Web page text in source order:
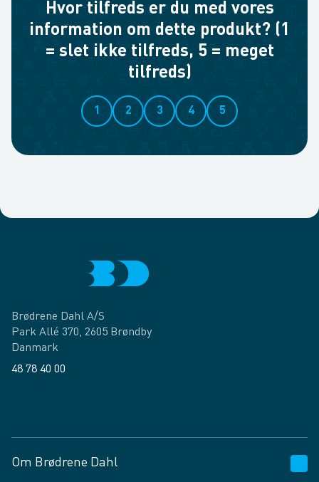
Hvor tilfreds er du med vores
information om dette produkt? (1
= slet ikke tilfreds, 5 = meget
tilfreds)
1 2 3 4 5
Brødrene Dahl A/S
Park Allé 370, 2605 Brøndby
Danmark
48 78 40 00
Om Brødrene Dahl